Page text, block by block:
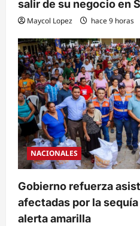
salir de su negocio en
Maycol Lopez hace 9 horas
NACIONALES
Gobierno refuerza
afectadas por la
alerta amarilla